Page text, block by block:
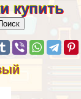
купить